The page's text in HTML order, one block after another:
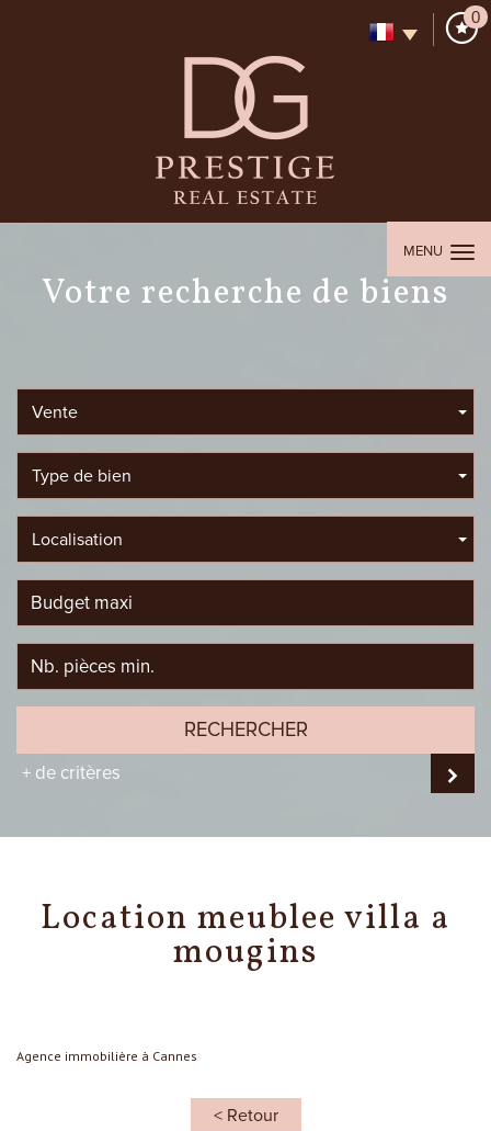
0
MENU
votre recherche de biens
Vente
Type de bien
Localisation
RECHERCHER
+ de critères
location meublee villa a
mougins
Agence immobilière à Cannes
< Retour